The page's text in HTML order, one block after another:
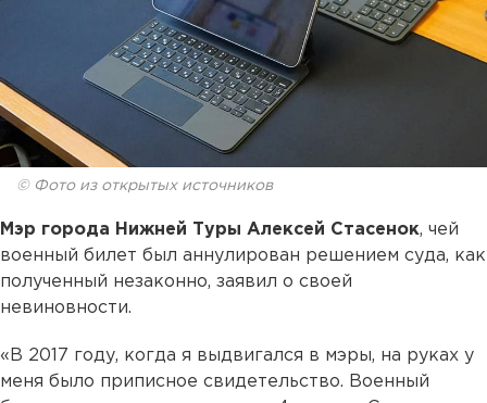
© Фото из открытых источников
Мэр города Нижней Туры Алексей Стасенок, чей
военный билет был аннулирован решением суда, как
полученный незаконно, заявил о своей
невиновности.
«В 2017 году, когда я выдвигался в мэры, на руках у
меня было приписное свидетельство. Военный